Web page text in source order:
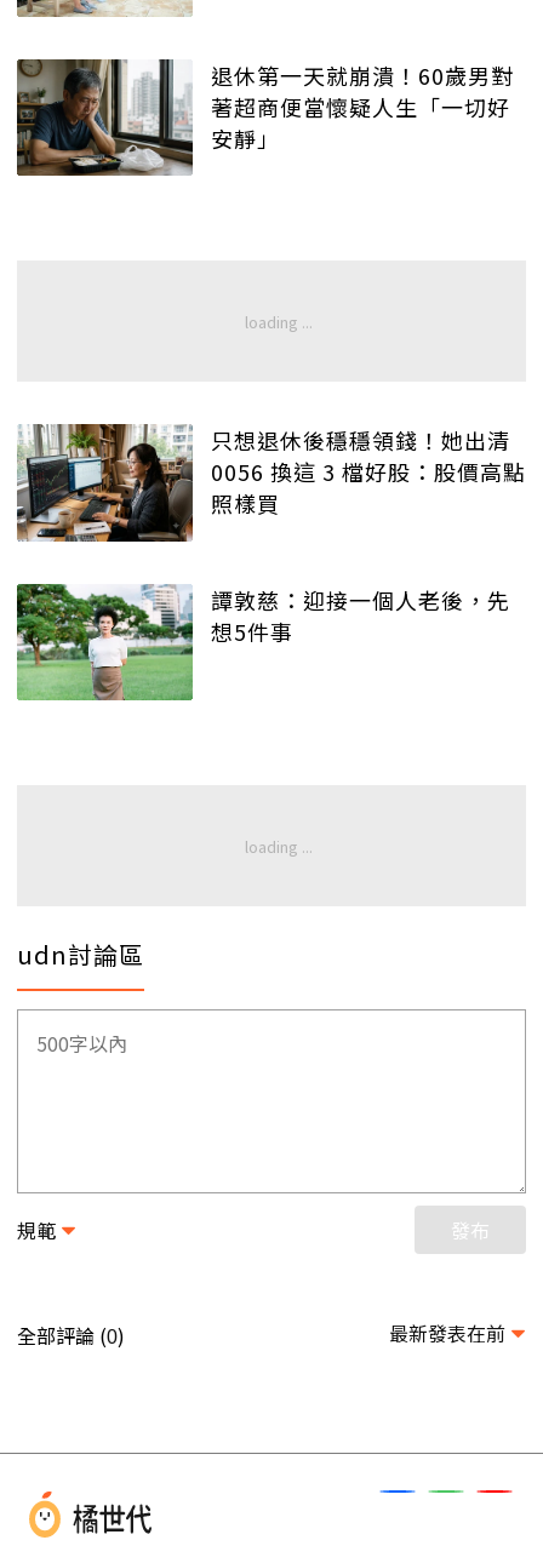
退休第一天就崩潰！60歲男對
著超商便當懷疑人生「一切好
安靜」
只想退休後穩穩領錢！她出清
0056 換這 3 檔好股：股價高點
照樣買
譚敦慈：迎接一個人老後，先
想5件事
udn討論區
規範 發布
全部評論 (0) 最新發表在前